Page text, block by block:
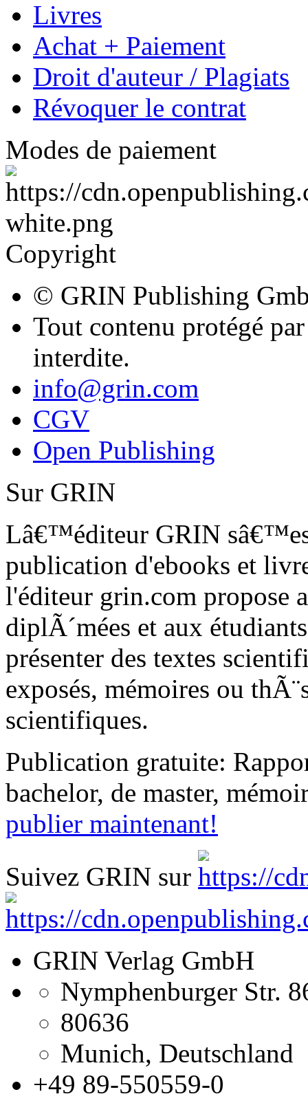
Modes de paiement
Copyright
© GRIN Publishing
Tout contenu protégé
interdite.
info@grin.com
CGV
Open Publishing
Sur GRIN
Lâ€™éditeur GRIN
publication d'ebooks et
l'éditeur grin.com propose
diplÃ´mées et aux
présenter des textes
exposés, mémoires ou
scientifiques.
Publication gratuite:
bachelor, de master,
publier maintenant!
Suivez GRIN sur
GRIN Verlag GmbH
Nymphenburger Str.
Munich, Deutschland
+49 89-550559-0
+49 89-550559-10
info@grin.com